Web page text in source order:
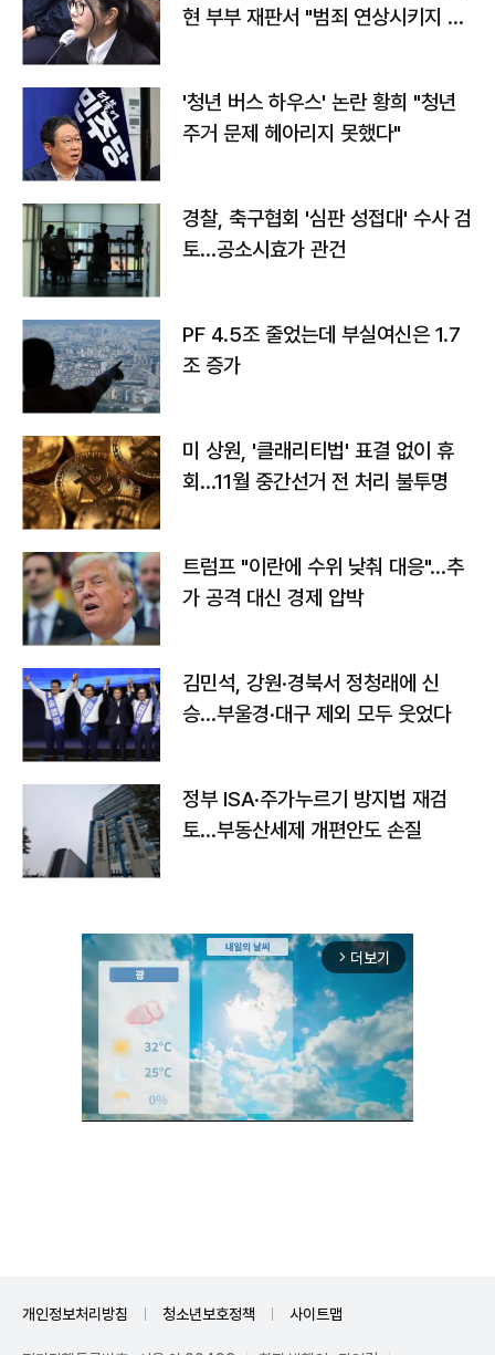
현 부부 재판서 "범죄 연상시키지 말
'청년 버스 하우스' 논란 황희 "청년
주거 문제 헤아리지 못했다"
경찰, 축구협회 '심판 성접대' 수사 검
토…공소시효가 관건
PF 4.5조 줄었는데 부실여신은 1.7
조 증가
미 상원, '클래리티법' 표결 없이 휴
회…11월 중간선거 전 처리 불투명
트럼프 "이란에 수위 낮춰 대응"…추
가 공격 대신 경제 압박
김민석, 강원·경북서 정청래에 신
승…부울경·대구 제외 모두 웃었다
정부 ISA·주가누르기 방지법 재검
토…부동산세제 개편안도 손질
arrow_forward_ios 더보기
개인정보처리방침 청소년보호정책 사이트맵